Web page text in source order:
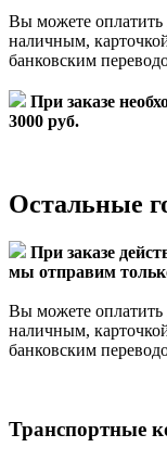
Вы можете
наличным,
банковским
При заказе
3000 руб.
Остальные
При заказе
мы отправим
Вы можете
наличным,
банковским
Транспортные